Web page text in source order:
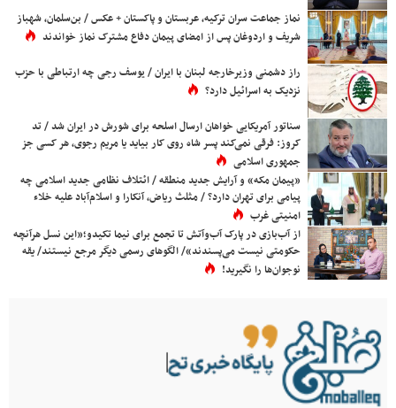
نماز جماعت سران ترکیه، عربستان و پاکستان + عکس / بن‌سلمان، شهباز
شریف و اردوغان پس از امضای پیمان دفاع مشترک نماز خواندند
راز دشمنی وزیرخارجه لبنان با ایران / یوسف رجی چه ارتباطی با حزب
نزدیک به اسرائیل دارد؟
سناتور آمریکایی خواهان ارسال اسلحه برای شورش در ایران شد / تد
کروز: فرقی نمی‌کند پسر شاه روی کار بیاید یا مریم رجوی، هر کسی جز
جمهوری اسلامی
«پیمان مکه» و آرایش جدید منطقه / ائتلاف نظامی جدید اسلامی چه
پیامی برای تهران دارد؟ / مثلث ریاض، آنکارا و اسلام‌آباد علیه خلاء
امنیتی غرب
از آب‌بازی در پارک آب‌وآتش تا تجمع برای نیما تکیدو؛«این نسل هرآنچه
حکومتی نیست می‌پسندند»/ الگوهای رسمی دیگر مرجع نیستند/ یقه
نوجوان‌ها را نگیرید!